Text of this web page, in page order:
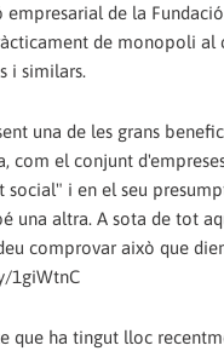
de la
de monopoli
i similars.
una de les grans
com el conjunt
social" i en el seu
una altra. A sota de tot
comprovar això que
1giWtnC
que ha tingut lloc